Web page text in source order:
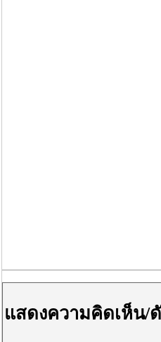
แสดงความคิดเห็น/